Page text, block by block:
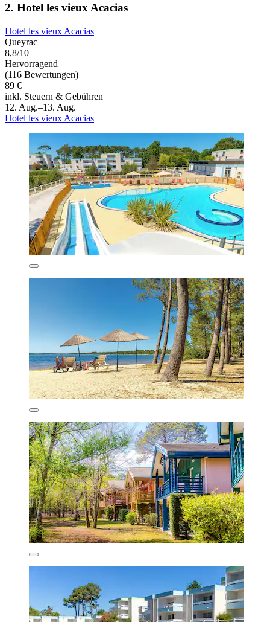
2. Hotel les vieux Acacias
Hotel les vieux Acacias
Queyrac
8,8/10
Hervorragend
(116 Bewertungen)
89 €
inkl. Steuern & Gebühren
12. Aug.–13. Aug.
Hotel les vieux Acacias